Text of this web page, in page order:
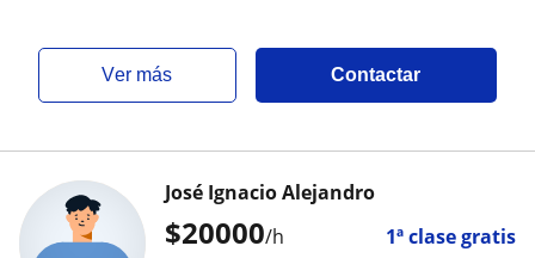
ver más Contactar
$20000/h 1ª clase gratis
José Ignacio Alejandro